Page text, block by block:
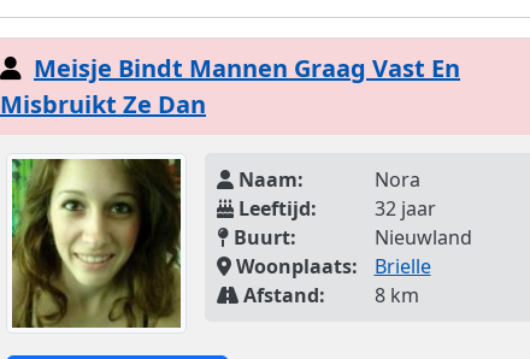
Meisje Bindt Mannen Graag Vast En
Misbruikt Ze Dan
Naam:
Nora
Leeftijd:
32 jaar
Buurt:
Nieuwland
Woonplaats:
Brielle
Afstand:
8 km